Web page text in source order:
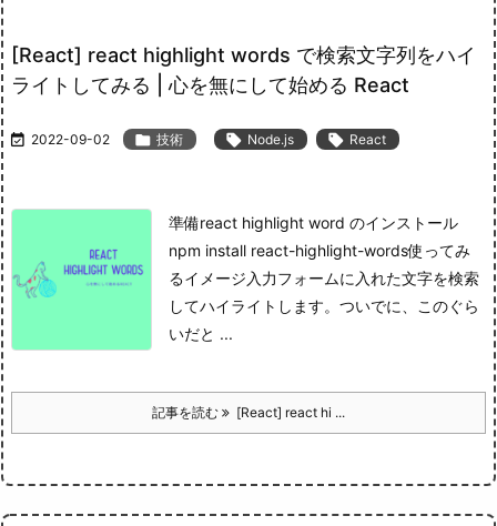
[React] react highlight words で検索文字列をハイ
ライトしてみる | 心を無にして始める React
 2022-09-02  技術  Node.js  React
準備react highlight word のインストール
npm install react-highlight-words使ってみ
るイメージ 入力フォームに入れた文字を検索
してハイライトします。ついでに、このぐら
いだと ...
記事を読む [React] react hi ...